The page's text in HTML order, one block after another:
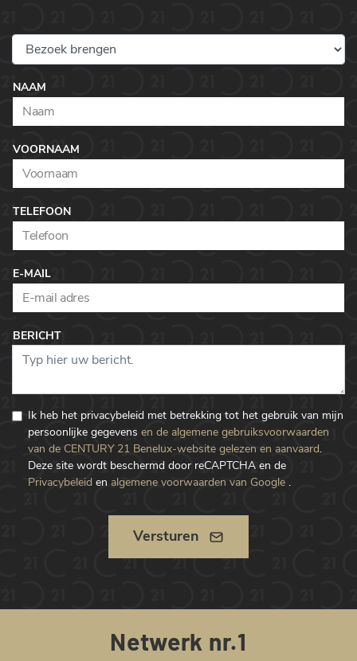
NAAM
VOORNAAM
TELEFOON
E-MAIL
BERICHT
Ik heb het privacybeleid met betrekking tot het gebruik van mijn
persoonlijke gegevens en de algemene gebruiksvoorwaarden
van de CENTURY 21 Benelux-website gelezen en aanvaard.
Deze site wordt beschermd door reCAPTCHA en de
Privacybeleid en algemene voorwaarden van Google .
Versturen
Netwerk nr.1